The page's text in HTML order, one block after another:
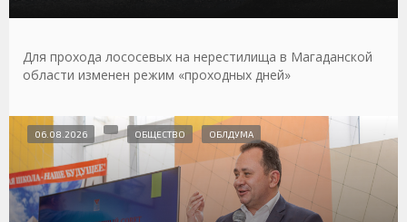
Для прохода лососевых на нерестилища в Магаданской
области изменен режим «проходных дней»
06.08.2026 ОБЩЕСТВО ОБЛДУМА